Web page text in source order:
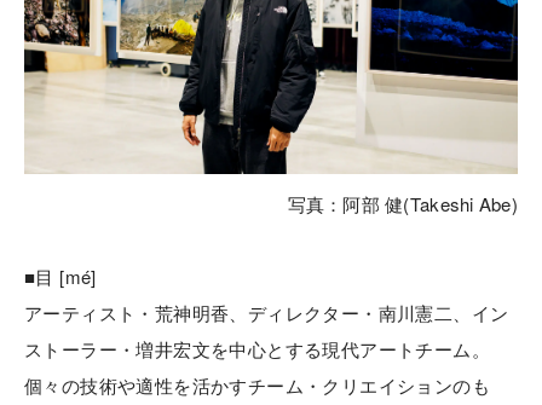
写真：阿部 健(Takeshi Abe)
■目 [mé]
アーティスト・荒神明香、ディレクター・南川憲二、イン
ストーラー・増井宏文を中心とする現代アートチーム。
個々の技術や適性を活かすチーム・クリエイションのも